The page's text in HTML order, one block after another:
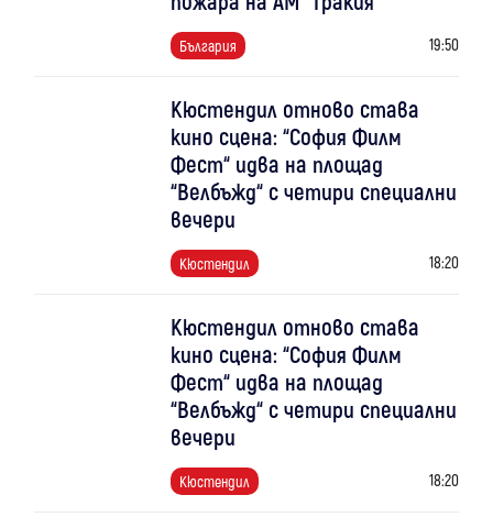
България 19:50
Кюстендил отново става
кино сцена: “София Филм
Фест“ идва на площад
“Велбъжд“ с четири специални
вечери
Кюстендил 18:20
Кюстендил отново става
кино сцена: “София Филм
Фест“ идва на площад
“Велбъжд“ с четири специални
вечери
Кюстендил 18:20